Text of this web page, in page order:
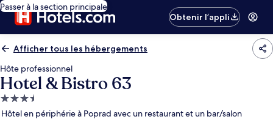
Passer à la section principale
Obtenir l’appli
Afficher tous les hébergements
Hôte professionnel
Hotel & Bistro 63
Hébergement
3.5 étoiles
Hôtel en périphérie à Poprad avec un restaurant et un bar/salon